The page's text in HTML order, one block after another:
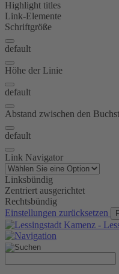
Highlight titles
Link-Elemente
Schriftgröße
default
Höhe der Linie
default
Abstand zwischen den
default
Link Navigator
Linksbündig
Zentriert ausgerichtet
Rechtsbündig
Einstellungen zurücksetzen